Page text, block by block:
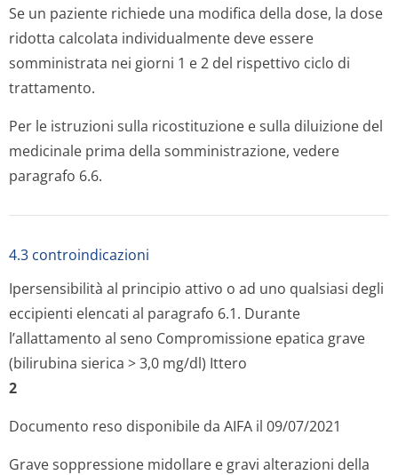
Se un paziente richiede una modifica della dose, la dose
ridotta calcolata individualmente deve essere
somministrata nei giorni 1 e 2 del rispettivo ciclo di
trattamento.
Per le istruzioni sulla ricostituzione e sulla diluizione del
medicinale prima della somministrazione, vedere
paragrafo 6.6.
4.3 controindicazioni
Ipersensibilità al principio attivo o ad uno qualsiasi degli
eccipienti elencati al paragrafo 6.1. Durante
l’allattamento al seno Compromissione epatica grave
(bilirubina sierica > 3,0 mg/dl) Ittero
2
Documento reso disponibile da AIFA il 09/07/2021
Grave soppressione midollare e gravi alterazioni della